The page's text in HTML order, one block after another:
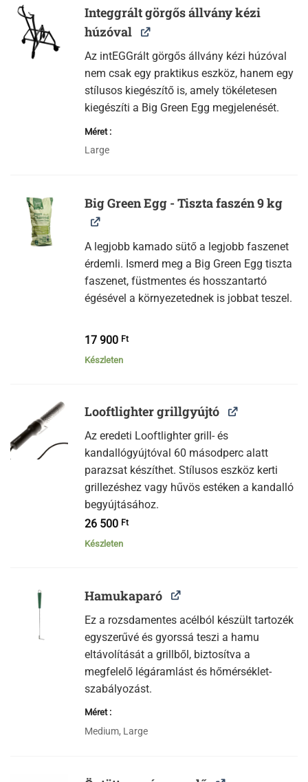
Integgrált görgős állvány kézi
húzóval
Az intEGGrált görgős állvány kézi húzóval
nem csak egy praktikus eszköz, hanem egy
stílusos kiegészítő is, amely tökéletesen
kiegészíti a Big Green Egg megjelenését.
Méret
Large
Big Green Egg - Tiszta faszén 9 kg
A legjobb kamado sütő a legjobb faszenet
érdemli. Ismerd meg a Big Green Egg tiszta
faszenet, füstmentes és hosszantartó
égésével a környezetednek is jobbat teszel.
17 900 Ft
Készleten
Looftlighter grillgyújtó
Az eredeti Looftlighter grill- és
kandallógyújtóval 60 másodperc alatt
parazsat készíthet. Stílusos eszköz kerti
grillezéshez vagy hűvös estéken a kandalló
begyújtásához.
26 500 Ft
Készleten
Hamukaparó
Ez a rozsdamentes acélból készült tartozék
egyszerűvé és gyorssá teszi a hamu
eltávolítását a grillből, biztosítva a
megfelelő légáramlást és hőmérséklet-
szabályozást.
Méret
Medium, Large